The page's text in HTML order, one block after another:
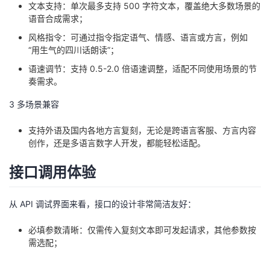
文本支持：单次最多支持 500 字符文本，覆盖绝大多数场景的
语音合成需求；
风格指令：可通过指令指定语气、情感、语言或方言，例如
“用生气的四川话朗读”；
语速调节：支持 0.5-2.0 倍语速调整，适配不同使用场景的节
奏需求。
3 多场景兼容
支持外语及国内各地方言复刻，无论是跨语言客服、方言内容
创作，还是多语言数字人开发，都能轻松适配。
接口调用体验
从 API 调试界面来看，接口的设计非常简洁友好：
必填参数清晰：仅需传入复刻文本即可发起请求，其他参数按
需选配；